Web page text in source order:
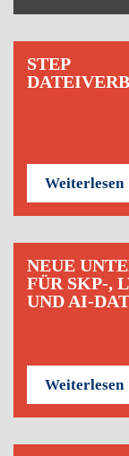
STEP
Weiterlesen
NEUE
FÜR SKP-,
UND AI-
Weiterlesen